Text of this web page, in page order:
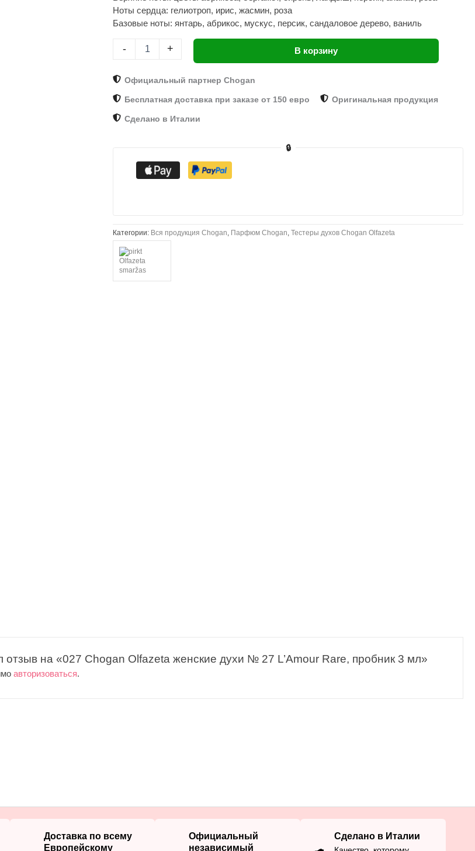
Ноты сердца: гелиотроп, ирис, жасмин, роза
Базовые ноты: янтарь, абрикос, мускус, персик, сандаловое дерево, ваниль
-
27
L’Amour
+ В корзину
Официальный партнер Chogan
Бесплатная доставка при заказе от 150 евро Оригинальная продукция
Сделано в Италии
🔒
Категории: Вся продукция Chogan Парфюм Chogan ,Тестеры духов Chogan Olfazeta
отзыв на «027 Chogan Olfazeta женские духи № 27 L’Amour Rare, пробник 3 мл»
авторизоваться.
Доставка по всему
Европейскому
Официальный
независимый
Сделано в Италии